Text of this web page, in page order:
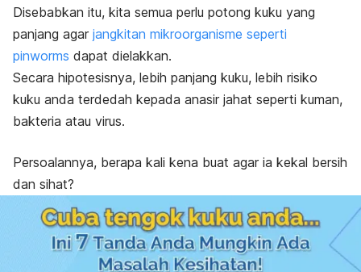
Disebabkan itu, kita semua perlu potong kuku yang
panjang agar jangkitan mikroorganisme seperti
pinworms dapat dielakkan.
Secara hipotesisnya, lebih panjang kuku, lebih risiko
kuku anda terdedah kepada anasir jahat seperti kuman,
bakteria atau virus.
Persoalannya, berapa kali kena buat agar ia kekal bersih
dan sihat?